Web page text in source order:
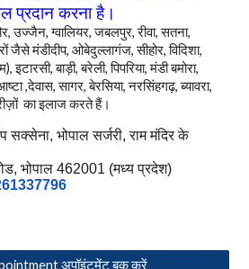
प्रदान करना है।
उज्जैन, ग्वालियर, जबलपुर, रीवा, सतना,
मंडीदीप, ओबेदुल्लागंज, सीहोर, विदिशा,
इटारसी, बाड़ी, बरेली, पिपरिया, मंडी बमोरा,
,देवास, सागर, बेरसिया, नरसिंहगढ़, ब्यावरा,
का इलाज करते हैं।
सक्सेना, भोपाल सर्जरी, राम मंदिर के
भोपाल 462001 (मध्य प्रदेश)
अपॉइंटमेंट बुक करें